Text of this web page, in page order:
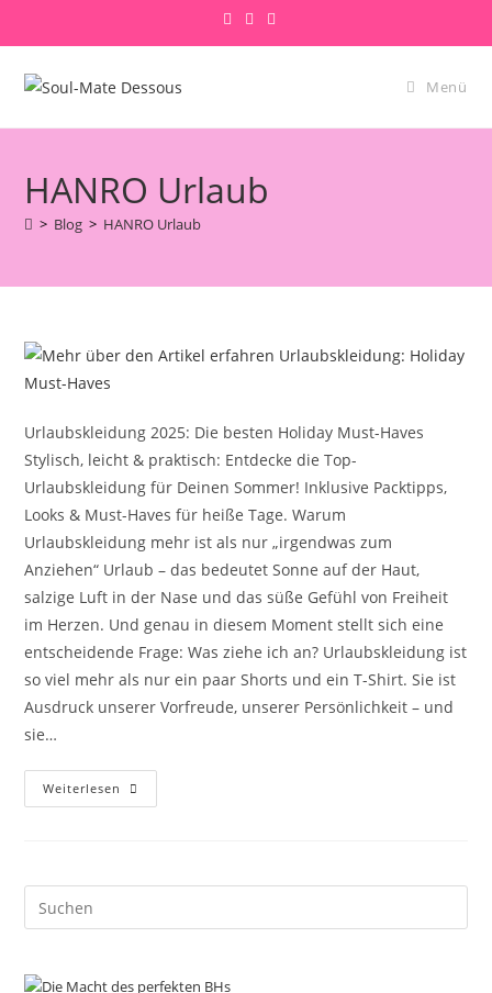
Menü
HANRO Urlaub
> Blog > HANRO Urlaub
Urlaubskleidung 2025: Die besten Holiday Must-Haves
Stylisch, leicht & praktisch: Entdecke die Top-
Urlaubskleidung für Deinen Sommer! Inklusive Packtipps,
Looks & Must-Haves für heiße Tage. Warum
Urlaubskleidung mehr ist als nur „irgendwas zum
Anziehen“ Urlaub – das bedeutet Sonne auf der Haut,
salzige Luft in der Nase und das süße Gefühl von Freiheit
im Herzen. Und genau in diesem Moment stellt sich eine
entscheidende Frage: Was ziehe ich an? Urlaubskleidung ist
so viel mehr als nur ein paar Shorts und ein T-Shirt. Sie ist
Ausdruck unserer Vorfreude, unserer Persönlichkeit – und
sie…
Weiterlesen Urlaubskleidung:
Holiday